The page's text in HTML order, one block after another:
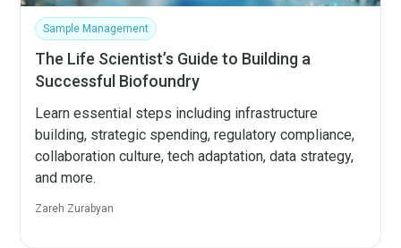
Sample Management
The Life Scientist’s Guide to Building a
Successful Biofoundry
Learn essential steps including infrastructure
building, strategic spending, regulatory compliance,
collaboration culture, tech adaptation, data strategy,
and more.
Zareh Zurabyan